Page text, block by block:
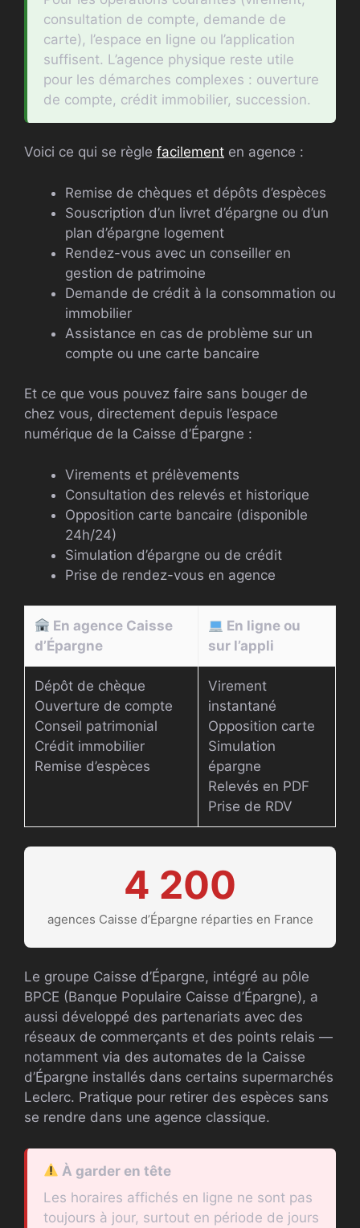
consultation de compte, demande de
carte), l’espace en ligne ou l’application
suffisent. L’agence physique reste utile
pour les démarches complexes : ouverture
de compte, crédit immobilier, succession.
Voici ce qui se règle facilement en agence :
Remise de chèques et dépôts d’espèces
Souscription d’un livret d’épargne ou d’un
plan d’épargne logement
Rendez-vous avec un conseiller en
gestion de patrimoine
Demande de crédit à la consommation ou
immobilier
Assistance en cas de problème sur un
compte ou une carte bancaire
Et ce que vous pouvez faire sans bouger de
chez vous, directement depuis l’espace
numérique de la Caisse d’Épargne :
Virements et prélèvements
Consultation des relevés et historique
Opposition carte bancaire (disponible
24h/24)
Simulation d’épargne ou de crédit
Prise de rendez-vous en agence
En agence Caisse
d’Épargne
En ligne ou
sur l’appli
Dépôt de chèque
Ouverture de compte
Conseil patrimonial
Crédit immobilier
Remise d’espèces
Virement
instantané
Opposition carte
Simulation
épargne
Relevés en PDF
Prise de RDV
4 200
agences Caisse d’Épargne réparties en France
Le groupe Caisse d’Épargne, intégré au pôle
BPCE (Banque Populaire Caisse d’Épargne), a
aussi développé des partenariats avec des
réseaux de commerçants et des points relais —
notamment via des automates de la Caisse
d’Épargne installés dans certains supermarchés
Leclerc. Pratique pour retirer des espèces sans
se rendre dans une agence classique.
À garder en tête
Les horaires affichés en ligne ne sont pas
toujours à jour, surtout en période de jours